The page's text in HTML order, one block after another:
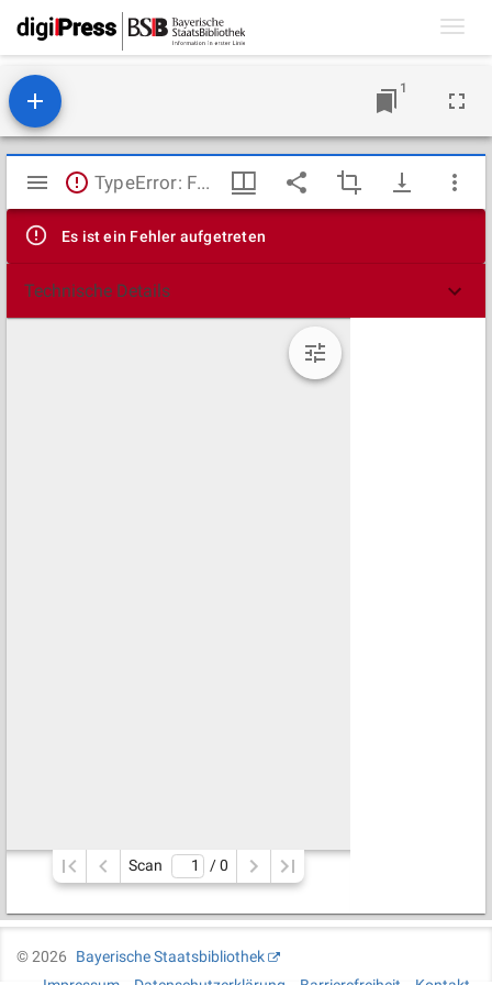
1
Mirador
Viewer
TypeError: Failed to fetch
Es ist ein Fehler aufgetreten
Technische Details
Scan / 0
©2026
Bayerische Staatsbibliothek